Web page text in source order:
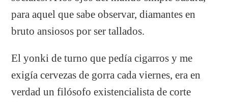
para aquel que sabe observar, diamantes en
bruto ansiosos por ser tallados.
El yonki de turno que pedía cigarros y me
exigía cervezas de gorra cada viernes, era en
verdad un filósofo existencialista de corte